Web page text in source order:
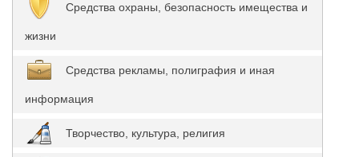
Средства охраны, безопасность имещества и
жизни
Средства рекламы, полиграфия и иная
информация
Творчество, культура, религия